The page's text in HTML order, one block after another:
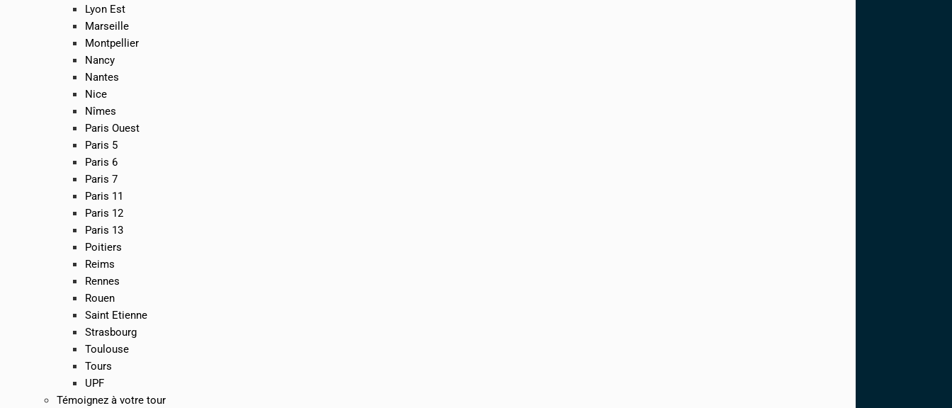
Lyon Est
Marseille
Montpellier
Nancy
Nantes
Nice
Nîmes
Paris Ouest
Paris 5
Paris 6
Paris 7
Paris 11
Paris 12
Paris 13
Poitiers
Reims
Rennes
Rouen
Saint Etienne
Strasbourg
Toulouse
Tours
UPF
Témoignez à votre tour